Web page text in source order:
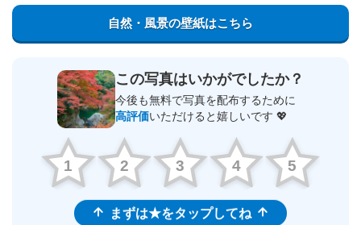
自然・風景の壁紙はこちら
この写真はいかがでしたか？
今後も無料で写真を配布するために
高評価いただけると嬉しいです 💖
1 2 3 4 5
まずは★をタップしてね